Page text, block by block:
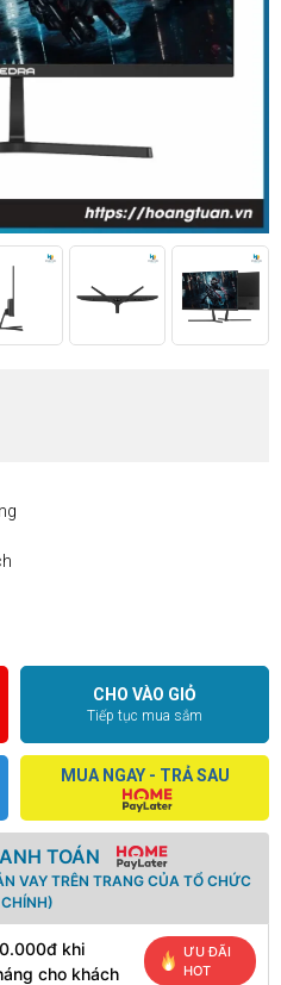
CHO VÀO GIỎ
Tiếp tục mua sắm
MUA NGAY - TRẢ SAU
TOÁN
VAY TRÊN TRANG CỦA TỔ CHỨC
khi
cho khách
ƯU ĐÃI
HOT